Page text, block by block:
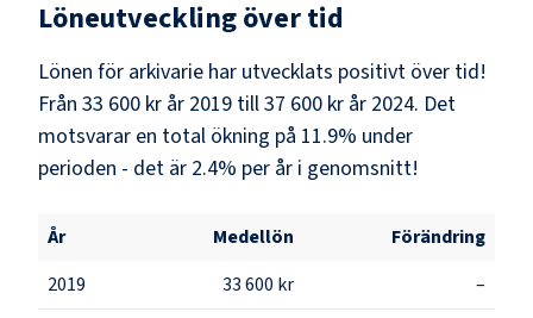
Löneutveckling över tid
Lönen för arkivarie har utvecklats positivt över tid!
Från 33 600 kr år 2019 till 37 600 kr år 2024. Det
motsvarar en total ökning på 11.9% under
perioden - det är 2.4% per år i genomsnitt!
År Medellön
Förändring
2019
33 600 kr
–